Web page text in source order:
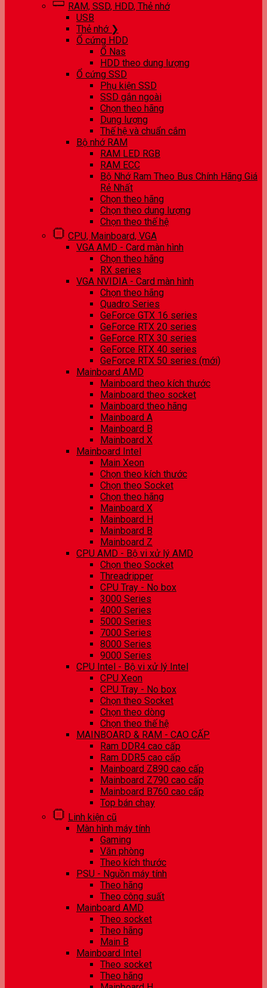
RAM, SSD, HDD, Thẻ nhớ
USB
Thẻ nhớ ❯
Ổ cứng HDD
Ổ Nas
HDD theo dung lượng
Ổ cứng SSD
Phụ kiện SSD
SSD gắn ngoài
Chọn theo hãng
Dung lượng
Thế hệ và chuẩn cắm
Bộ nhớ RAM
RAM LED RGB
RAM ECC
Bộ Nhớ Ram Theo Bus Chính Hãng Giá
Rẻ Nhất
Chọn theo hãng
Chọn theo dung lượng
Chọn theo thế hệ
CPU, Mainboard, VGA
VGA AMD - Card màn hình
Chọn theo hãng
RX series
VGA NVIDIA - Card màn hình
Chọn theo hãng
Quadro Series
GeForce GTX 16 series
GeForce RTX 20 series
GeForce RTX 30 series
GeForce RTX 40 series
GeForce RTX 50 series (mới)
Mainboard AMD
Mainboard theo kích thước
Mainboard theo socket
Mainboard theo hãng
Mainboard A
Mainboard B
Mainboard X
Mainboard Intel
Main Xeon
Chọn theo kích thước
Chọn theo Socket
Chọn theo hãng
Mainboard X
Mainboard H
Mainboard B
Mainboard Z
CPU AMD - Bộ vi xử lý AMD
Chọn theo Socket
Threadripper
CPU Tray - No box
3000 Series
4000 Series
5000 Series
7000 Series
8000 Series
9000 Series
CPU Intel - Bộ vi xử lý Intel
CPU Xeon
CPU Tray - No box
Chọn theo Socket
Chọn theo dòng
Chọn theo thế hệ
MAINBOARD & RAM - CAO CẤP
Ram DDR4 cao cấp
Ram DDR5 cao cấp
Mainboard Z890 cao cấp
Mainboard Z790 cao cấp
Mainboard B760 cao cấp
Top bán chạy
Linh kiện cũ
Màn hình máy tính
Gaming
Văn phòng
Theo kích thước
PSU - Nguồn máy tính
Theo hãng
Theo công suất
Mainboard AMD
Theo socket
Theo hãng
Main B
Mainboard Intel
Theo socket
Theo hãng